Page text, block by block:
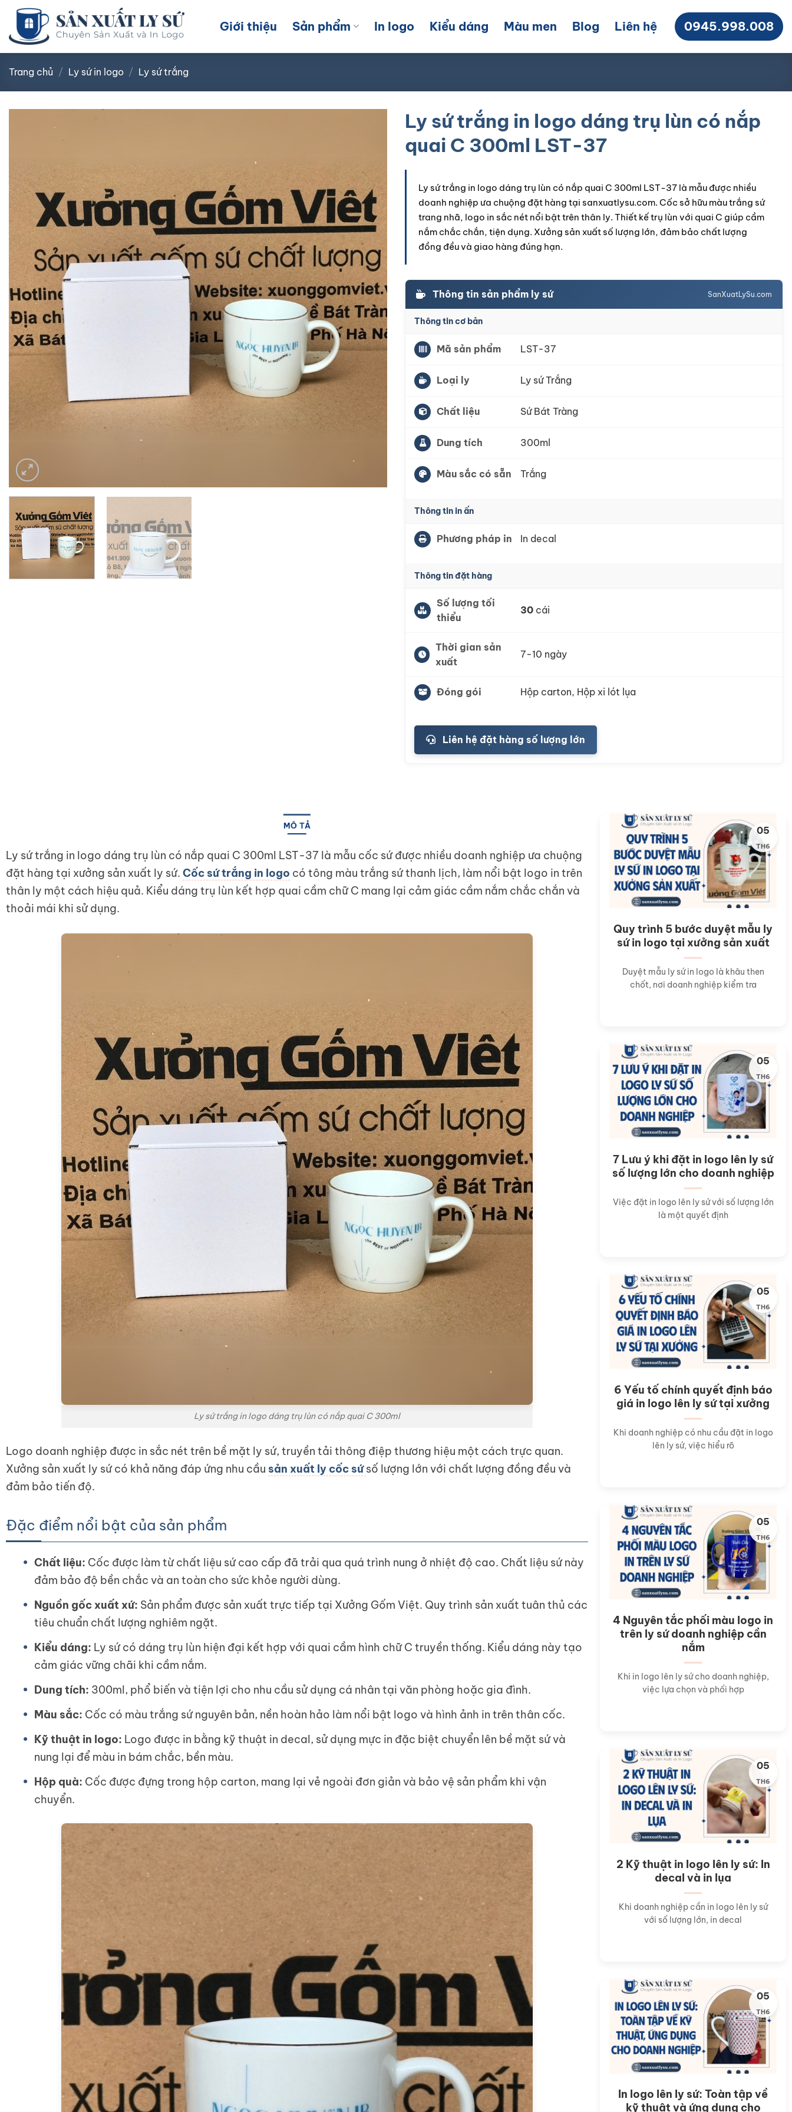
nội
dung
Giới thiệu Sản phẩm In logo Kiểu dáng Màu men Blog Liên hệ 0945.998.008
Trang chủ / Ly sứ in logo / Ly sứ trắng
Ly sứ trắng in logo dáng trụ lùn có nắp
quai C 300ml LST-37
Ly sứ trắng in logo dáng trụ lùn có nắp quai C 300ml LST-37 là mẫu được nhiều
doanh nghiệp ưa chuộng đặt hàng tại sanxuatlysu.com. Cốc sở hữu màu trắng sứ
trang nhã, logo in sắc nét nổi bật trên thân ly. Thiết kế trụ lùn với quai C giúp cầm
nắm chắc chắn, tiện dụng. Xưởng sản xuất số lượng lớn, đảm bảo chất lượng
đồng đều và giao hàng đúng hạn.
Thông tin sản phẩm ly sứ SanXuatLySu.com
Thông tin cơ bản
Mã sản phẩm LST-37
Loại ly Ly sứ Trắng
Chất liệu Sứ Bát Tràng
Dung tích 300ml
Màu sắc có sẵn Trắng
Thông tin in ấn
Phương pháp in In decal
Thông tin đặt hàng
Số lượng tối
thiểu
30 cái
Thời gian sản
xuất
7-10 ngày
Đóng gói Hộp carton, Hộp xi lót lụa
Liên hệ đặt hàng số lượng lớn
MÔ TẢ
Ly sứ trắng in logo dáng trụ lùn có nắp quai C 300ml LST-37 là mẫu cốc sứ được nhiều doanh nghiệp ưa chuộng
đặt hàng tại xưởng sản xuất ly sứ. Cốc sứ trắng in logo có tông màu trắng sứ thanh lịch, làm nổi bật logo in trên
thân ly một cách hiệu quả. Kiểu dáng trụ lùn kết hợp quai cầm chữ C mang lại cảm giác cầm nắm chắc chắn và
thoải mái khi sử dụng.
Ly sứ trắng in logo dáng trụ lùn có nắp quai C 300ml
Logo doanh nghiệp được in sắc nét trên bề mặt ly sứ, truyền tải thông điệp thương hiệu một cách trực quan.
Xưởng sản xuất ly sứ có khả năng đáp ứng nhu cầu sản xuất ly cốc sứsố lượng lớn với chất lượng đồng đều và
đảm bảo tiến độ.
Đặc điểm nổi bật của sản phẩm
Chất liệu: Cốc được làm từ chất liệu sứ cao cấp đã trải qua quá trình nung ở nhiệt độ cao. Chất liệu sứ này
đảm bảo độ bền chắc và an toàn cho sức khỏe người dùng.
Nguồn gốc xuất xứ: Sản phẩm được sản xuất trực tiếp tại Xưởng Gốm Việt. Quy trình sản xuất tuân thủ các
tiêu chuẩn chất lượng nghiêm ngặt.
Kiểu dáng: Ly sứ có dáng trụ lùn hiện đại kết hợp với quai cầm hình chữ C truyền thống. Kiểu dáng này tạo
cảm giác vững chãi khi cầm nắm.
Dung tích: 300ml, phổ biến và tiện lợi cho nhu cầu sử dụng cá nhân tại văn phòng hoặc gia đình.
Màu sắc: Cốc có màu trắng sứ nguyên bản, nền hoàn hảo làm nổi bật logo và hình ảnh in trên thân cốc.
Kỹ thuật in logo: Logo được in bằng kỹ thuật in decal, sử dụng mực in đặc biệt chuyển lên bề mặt sứ và
nung lại để màu in bám chắc, bền màu.
Hộp quà: Cốc được đựng trong hộp carton, mang lại vẻ ngoài đơn giản và bảo vệ sản phẩm khi vận
chuyển.
Quy trình 5 bước duyệt mẫu ly
sứ in logo tại xưởng sản xuất
Duyệt mẫu ly sứ in logo là khâu then
chốt, nơi doanh nghiệp kiểm tra
05
TH6
7 Lưu ý khi đặt in logo lên ly sứ
số lượng lớn cho doanh nghiệp
Việc đặt in logo lên ly sứ với số lượng lớn
là một quyết định
05
TH6
6 Yếu tố chính quyết định báo
giá in logo lên ly sứ tại xưởng
Khi doanh nghiệp có nhu cầu đặt in logo
lên ly sứ, việc hiểu rõ
05
TH6
4 Nguyên tắc phối màu logo in
trên ly sứ doanh nghiệp cần
nắm
Khi in logo lên ly sứ cho doanh nghiệp,
việc lựa chọn và phối hợp
05
TH6
2 Kỹ thuật in logo lên ly sứ: In
decal và in lụa
Khi doanh nghiệp cần in logo lên ly sứ
với số lượng lớn, in decal
05
TH6
In logo lên ly sứ: Toàn tập về
kỹ thuật và ứng dụng cho
05
TH6